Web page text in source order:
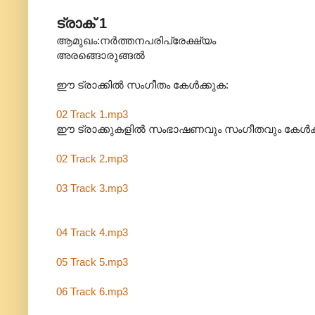
ട്രാക് 1
ആമുഖം:നർത്തനപരിപ്രേക്ഷ്യം
അരങ്ങൊരുങ്ങൽ
ഈ ട്രാക്കിൽ സംഗീതം കേൾക്കുക:
02 Track 1.mp3
ഈ ട്രാക്കുകളിൽ സംഭാഷണവും സംഗീതവും
02 Track 2.mp3
03 Track 3.mp3
04 Track 4.mp3
05 Track 5.mp3
06 Track 6.mp3